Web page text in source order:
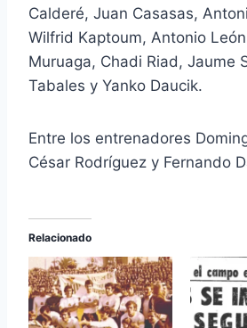
Calderé, Juan Casasas,
Wilfrid Kaptoum, Antonio
Muruaga, Chadi Riad, Jaume
Tabales y Yanko Daucik.
Entre los entrenadores
César Rodríguez y Fernando
Relacionado